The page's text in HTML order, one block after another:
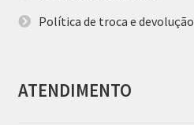
Política de troca e devolução
ATENDIMENTO